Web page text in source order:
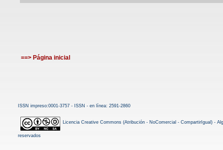
==> Página inicial
ISSN impreso:0001-3757 - ISSN - en línea: 2591-2860
Licencia Creative Commons (Atribución - NoComercial - CompartirIgual) -
reservados